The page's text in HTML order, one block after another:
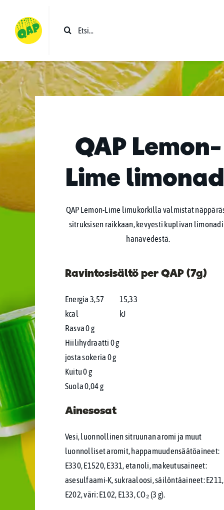
content
Etsi
QAP Lemon-
Lime
QAP Lemon-Lime limukorkilla valmistat
sitruksisen raikkaan, kevyesti kuplivan
hanavedestä.
Ravintosisältö per QAP (7g)
Energia 3,57
kcal
15,33
kJ
Rasva 0 g
Hiilihydraatti 0 g
josta sokeria 0 g
Kuitu 0 g
Suola 0,04 g
Ainesosat
Vesi, luonnollinen sitruunan aromi ja muut
luonnolliset aromit, happamuudensäätöaineet:
E330, E1520, E331, etanoli, makeutusaineet:
asesulfaami-K, sukraaloosi, säilöntäaineet: E211,
E202, väri: E102, E133, CO₂ (3 g).